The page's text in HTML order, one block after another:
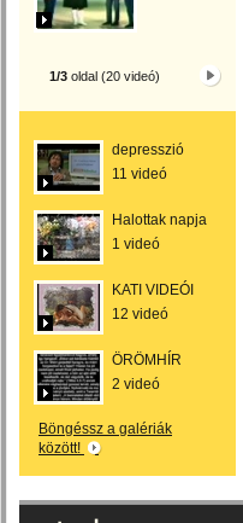
1/3 oldal (20 videó)
depresszió
11 videó
Halottak napja
1 videó
KATI VIDEÓI
12 videó
ÖRÖMHÍR
2 videó
Böngéssz a galériák
között!